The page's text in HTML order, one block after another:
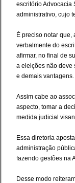
escritório Advocacia
administrativo, cujo
É preciso notar que,
verbalmente do
afirmar, no final de
a eleições não deve
e demais vantagens.
Assim cabe ao
aspecto, tomar a
medida judicial
Essa diretoria
administração
fazendo gestões na
Desse modo